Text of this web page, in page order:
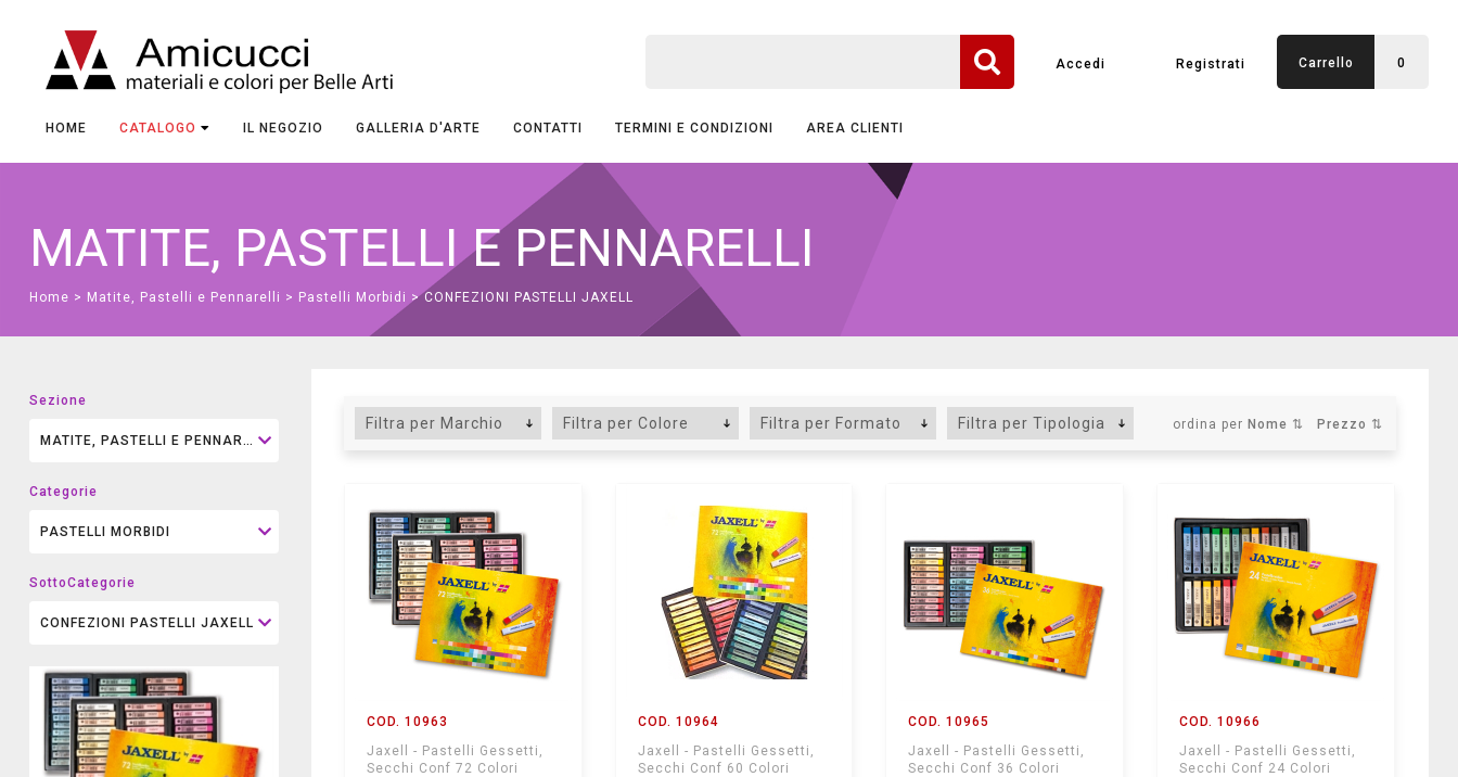
Carrello 0
Accedi Registrati
HOME CATALOGO IL NEGOZIO GALLERIA D'ARTE CONTATTI TERMINI E CONDIZIONI AREA CLIENTI
MATITE, PASTELLI E PENNARELLI
Home > Matite, Pastelli e Pennarelli > Pastelli Morbidi > CONFEZIONI PASTELLI JAXELL
Sezione
Categorie
SottoCategorie
ordina per Nome ⇅ Prezzo ⇅
COD. 10963
Jaxell - Pastelli Gessetti,
Secchi Conf 72 Colori
COD. 10964
Jaxell - Pastelli Gessetti,
Secchi Conf 60 Colori
COD. 10965
Jaxell - Pastelli Gessetti,
Secchi Conf 36 Colori
COD. 10966
Jaxell - Pastelli Gessetti,
Secchi Conf 24 Colori